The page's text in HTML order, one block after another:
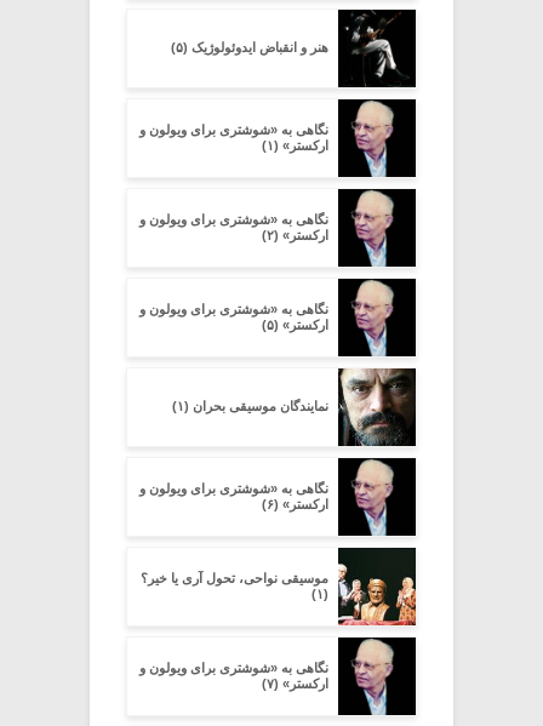
هنر و انقباض ایدوئولوژیک (۵)
نگاهی به «شوشتری برای ویولون و
ارکستر» (۱)
نگاهی به «شوشتری برای ویولون و
ارکستر» (۲)
نگاهی به «شوشتری برای ویولون و
ارکستر» (۵)
نمایندگان موسیقی بحران (۱)
نگاهی به «شوشتری برای ویولون و
ارکستر» (۶)
موسیقی نواحی، تحول آری یا خیر؟
(۱)
نگاهی به «شوشتری برای ویولون و
ارکستر» (۷)